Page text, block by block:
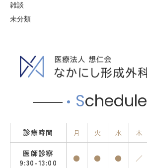
雑談
未分類
Schedule
診療時間 月 火 水 木
医師診察
9:30-13:00
● ● ● ／